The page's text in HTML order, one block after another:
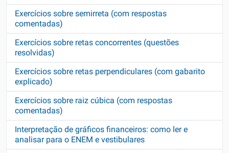
Exercícios sobre semirreta (com respostas
comentadas)
Exercícios sobre retas concorrentes (questões
resolvidas)
Exercícios sobre retas perpendiculares (com gabarito
explicado)
Exercícios sobre raiz cúbica (com respostas
comentadas)
Interpretação de gráficos financeiros: como ler e
analisar para o ENEM e vestibulares